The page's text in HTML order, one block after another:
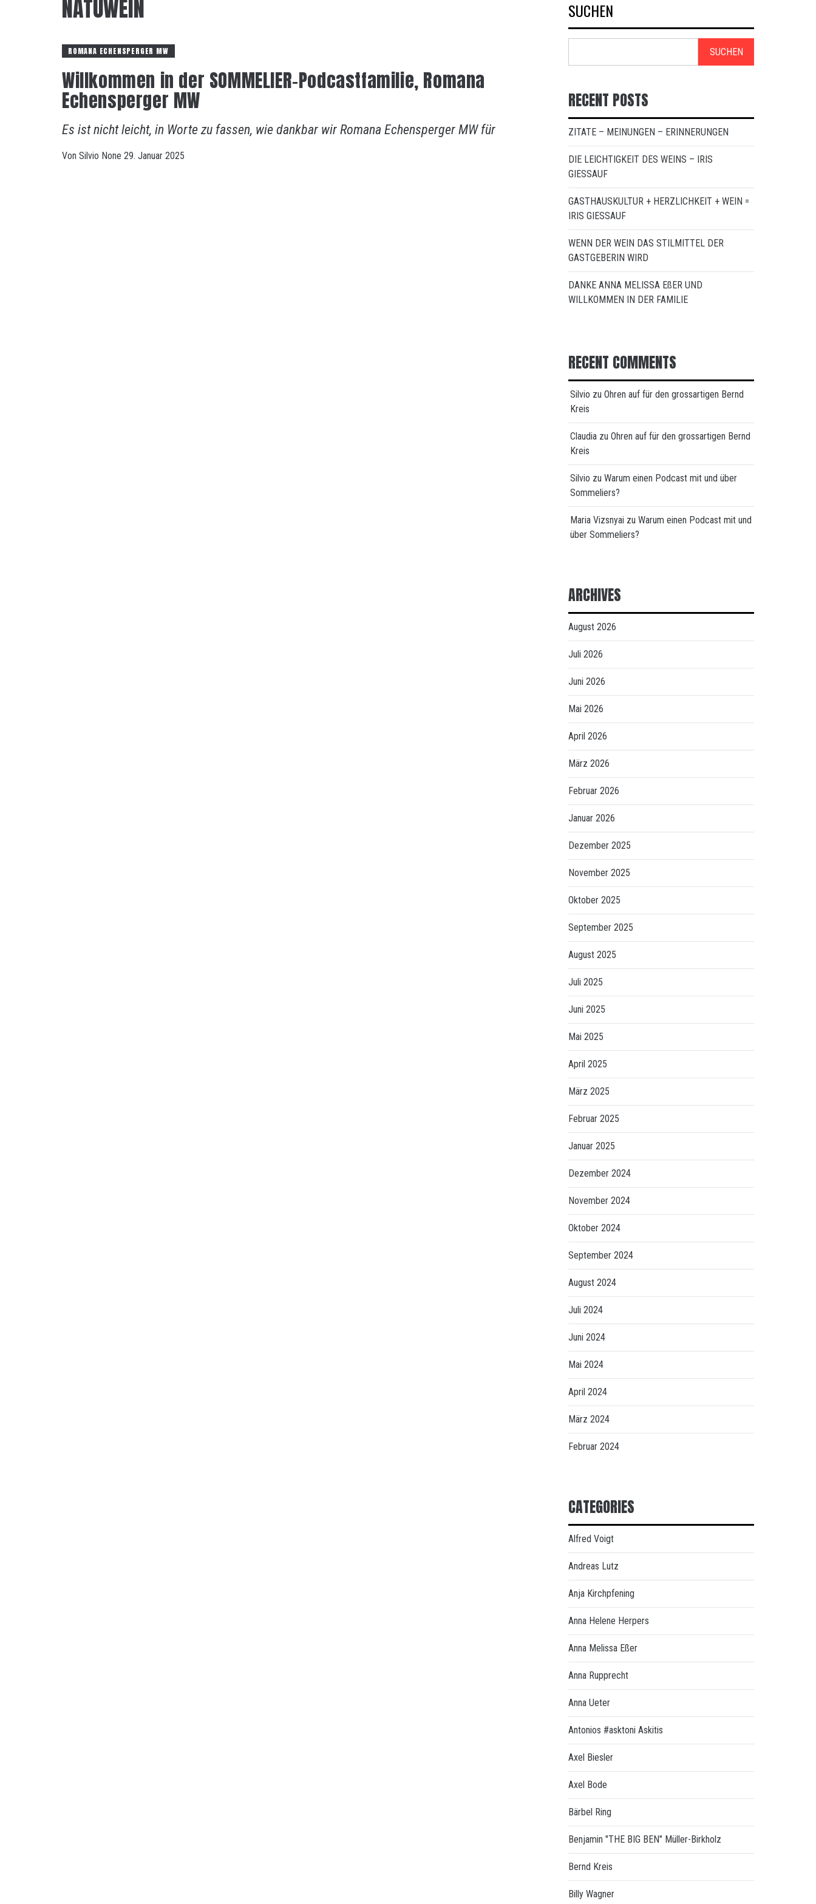
NATUWEIN
ROMANA ECHENSPERGER MW
Willkommen in der SOMMELIER-Podcastfamilie, Romana
Echensperger MW
Es ist nicht leicht, in Worte zu fassen, wie dankbar wir Romana Echensperger MW für
Von Silvio None 29. Januar 2025
SUCHEN
SUCHEN
RECENT POSTS
ZITATE – MEINUNGEN – ERINNERUNGEN
DIE LEICHTIGKEIT DES WEINS – IRIS
GIESSAUF
GASTHAUSKULTUR + HERZLICHKEIT + WEIN =
IRIS GIESSAUF
WENN DER WEIN DAS STILMITTEL DER
GASTGEBERIN WIRD
DANKE ANNA MELISSA EßER UND
WILLKOMMEN IN DER FAMILIE
RECENT COMMENTS
Silvio zu Ohren auf für den grossartigen Bernd
Kreis
Claudia zu Ohren auf für den grossartigen Bernd
Kreis
Silvio zu Warum einen Podcast mit und über
Sommeliers?
Maria Vizsnyai zu Warum einen Podcast mit und
über Sommeliers?
ARCHIVES
August 2026
Juli 2026
Juni 2026
Mai 2026
April 2026
März 2026
Februar 2026
Januar 2026
Dezember 2025
November 2025
Oktober 2025
September 2025
August 2025
Juli 2025
Juni 2025
Mai 2025
April 2025
März 2025
Februar 2025
Januar 2025
Dezember 2024
November 2024
Oktober 2024
September 2024
August 2024
Juli 2024
Juni 2024
Mai 2024
April 2024
März 2024
Februar 2024
CATEGORIES
Alfred Voigt
Andreas Lutz
Anja Kirchpfening
Anna Helene Herpers
Anna Melissa Eßer
Anna Rupprecht
Anna Ueter
Antonios #asktoni Askitis
Axel Biesler
Axel Bode
Bärbel Ring
Benjamin "THE BIG BEN" Müller-Birkholz
Bernd Kreis
Billy Wagner